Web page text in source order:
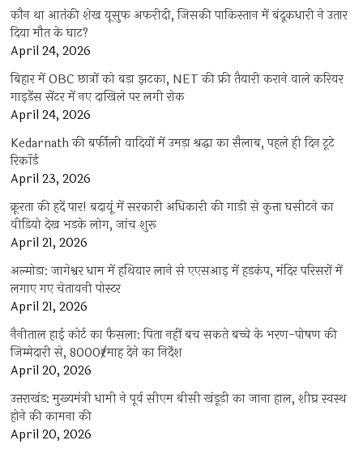
कौन था आतंकी शेख यूसुफ अफरीदी, जिसकी पाकिस्तान में बंदूकधारी ने उतार
दिया मौत के घाट?
April 24, 2026
बिहार में OBC छात्रों को बड़ा झटका, NET की फ्री तैयारी कराने वाले करियर
गाइडेंस सेंटर में नए दाखिले पर लगी रोक
April 24, 2026
Kedarnath की बर्फीली वादियों में उमड़ा श्रद्धा का सैलाब, पहले ही दिन टूटे
रिकॉर्ड
April 23, 2026
क्रूरता की हदें पार! बदायूं में सरकारी अधिकारी की गाड़ी से कुत्ता घसीटने का
वीडियो देख भड़के लोग, जांच शुरू
April 21, 2026
अल्मोड़ा: जागेश्वर धाम में हथियार लाने से एएसआइ में हड़कंप, मंदिर परिसरों में
लगाए गए चेतावनी पोस्टर
April 21, 2026
नैनीताल हाई कोर्ट का फैसला: पिता नहीं बच सकते बच्चे के भरण-पोषण की
जिम्मेदारी से, 8000₹/माह देने का निर्देश
April 20, 2026
उत्तराखंड: मुख्यमंत्री धामी ने पूर्व सीएम बीसी खंडूड़ी का जाना हाल, शीघ्र स्वस्थ
होने की कामना की
April 20, 2026